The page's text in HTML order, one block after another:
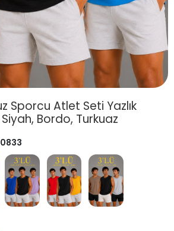
Sporcu Atlet Seti Yazlık
Bordo, Turkuaz